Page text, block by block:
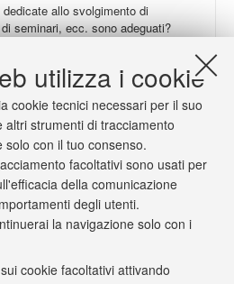
utilizza i cookie
cookie tecnici necessari per il suo
strumenti di tracciamento
con il tuo consenso.
facoltativi sono usati per
della comunicazione
degli utenti.
la navigazione solo con i
cookie facoltativi attivando
allo svolgimento di
seminari, ecc. sono adeguati?
49,1
95,1
no" o "più no che sì") Il